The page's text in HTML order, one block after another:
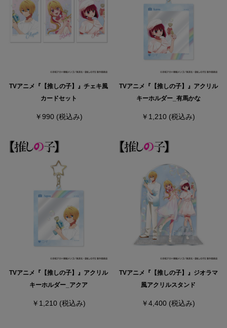
TVアニメ『【推しの子】』チェキ風
カードセット
￥990 (税込み)
TVアニメ『【推しの子】』アクリル
キーホルダー_有馬かな
￥1,210 (税込み)
TVアニメ『【推しの子】』アクリル
キーホルダー_アクア
￥1,210 (税込み)
TVアニメ『【推しの子】』ジオラマ
風アクリルスタンド
￥4,400 (税込み)